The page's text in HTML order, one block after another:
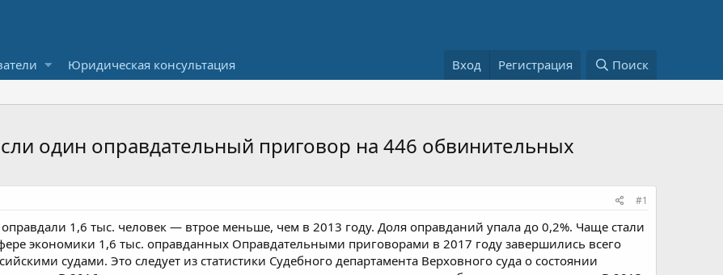
Юридическая консультация Вход Регистрация Поиск
один оправдательный приговор на 446 обвинительных
#1
1,6 тыс. человек — втрое меньше, чем в 2013 году. Доля оправданий упала до 0,2%. Чаще стали
экономики 1,6 тыс. оправданных Оправдательными приговорами в 2017 году завершились всего
судами. Это следует из статистики Судебного департамента Верховного суда о состоянии